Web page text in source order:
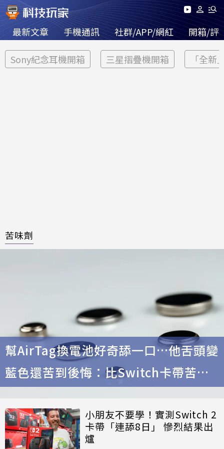
最新文章 手機通訊 社群/APP/網紅 開箱/評
Sony紀念耳機開箱 三星摺疊機開箱 「全新
苦味劑
幫AirTag換電池好奇舔一口…他舌頭變
藍色還苦到後悔：比Switch卡帶苦一
小朋友不要學！實測Switch 2
卡帶「連舔8日」 慘烈結果出
爐